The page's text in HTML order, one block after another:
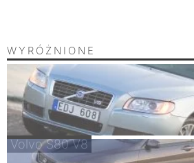
WYRÓŻNIONE
Volvo S80 V8